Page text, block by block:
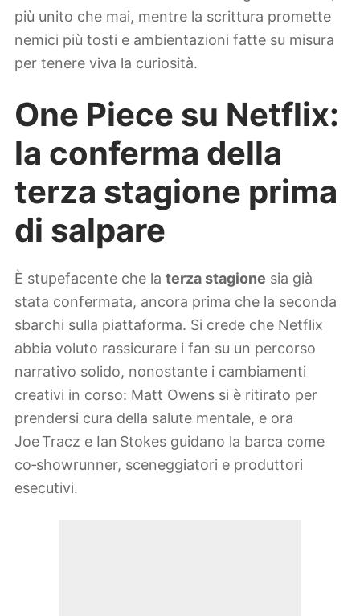
più unito che mai, mentre la scrittura promette
nemici più tosti e ambientazioni fatte su misura
per tenere viva la curiosità.
One Piece su Netflix:
la conferma della
terza stagione prima
di salpare
È stupefacente che la terza stagione sia già
stata confermata, ancora prima che la seconda
sbarchi sulla piattaforma. Si crede che Netflix
abbia voluto rassicurare i fan su un percorso
narrativo solido, nonostante i cambiamenti
creativi in corso: Matt Owens si è ritirato per
prendersi cura della salute mentale, e ora
Joe Tracz e Ian Stokes guidano la barca come
co‑showrunner, sceneggiatori e produttori
esecutivi.